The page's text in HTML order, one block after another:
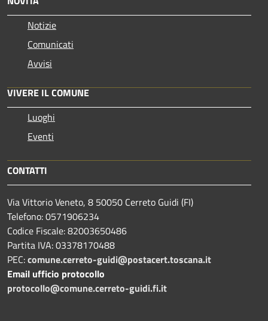
Notizie
Comunicati
Avvisi
VIVERE IL COMUNE
Luoghi
Eventi
CONTATTI
Via Vittorio Veneto, 8 50050 Cerreto Guidi (FI)
Telefono: 0571906234
Codice Fiscale: 82003650486
Partita IVA: 03378170488
PEC:comune.cerreto-guidi@postacert.toscana.it
Email ufficio protocollo
protocollo@comune.cerreto-guidi.fi.it